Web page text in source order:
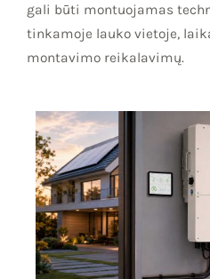
gali būti montuojamas
tinkamoje lauko vietoje,
montavimo reikalavimų.